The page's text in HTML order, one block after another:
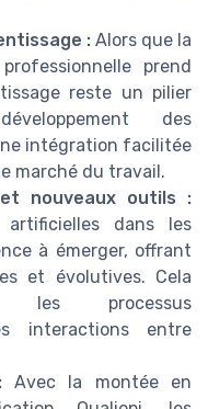
: Alors que la
prend
reste un pilier
des
intégration facilitée
marché du travail.
nouveaux outils :
artificielles dans les
à émerger, offrant
et évolutives. Cela
les processus
interactions entre
Avec la montée en